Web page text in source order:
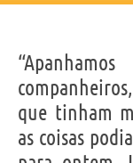
que tinham
as coisas